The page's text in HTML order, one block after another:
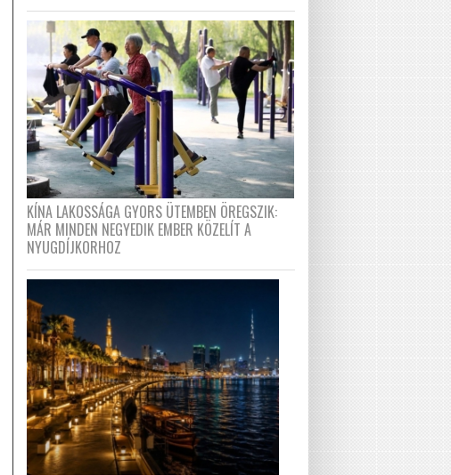
KÍNA LAKOSSÁGA GYORS ÜTEMBEN ÖREGSZIK:
MÁR MINDEN NEGYEDIK EMBER KÖZELÍT A
NYUGDÍJKORHOZ